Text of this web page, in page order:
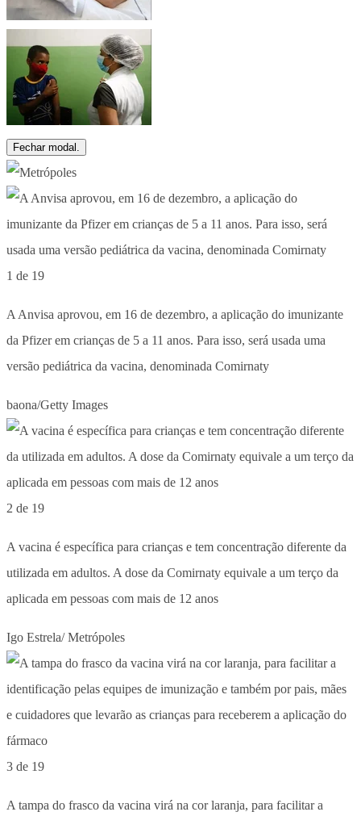
Fechar modal.
1 de 19
A Anvisa aprovou, em 16 de dezembro, a aplicação do imunizante
da Pfizer em crianças de 5 a 11 anos. Para isso, será usada uma
versão pediátrica da vacina, denominada Comirnaty
baona/Getty Images
2 de 19
A vacina é específica para crianças e tem concentração diferente da
utilizada em adultos. A dose da Comirnaty equivale a um terço da
aplicada em pessoas com mais de 12 anos
Igo Estrela/ Metrópoles
3 de 19
A tampa do frasco da vacina virá na cor laranja, para facilitar a